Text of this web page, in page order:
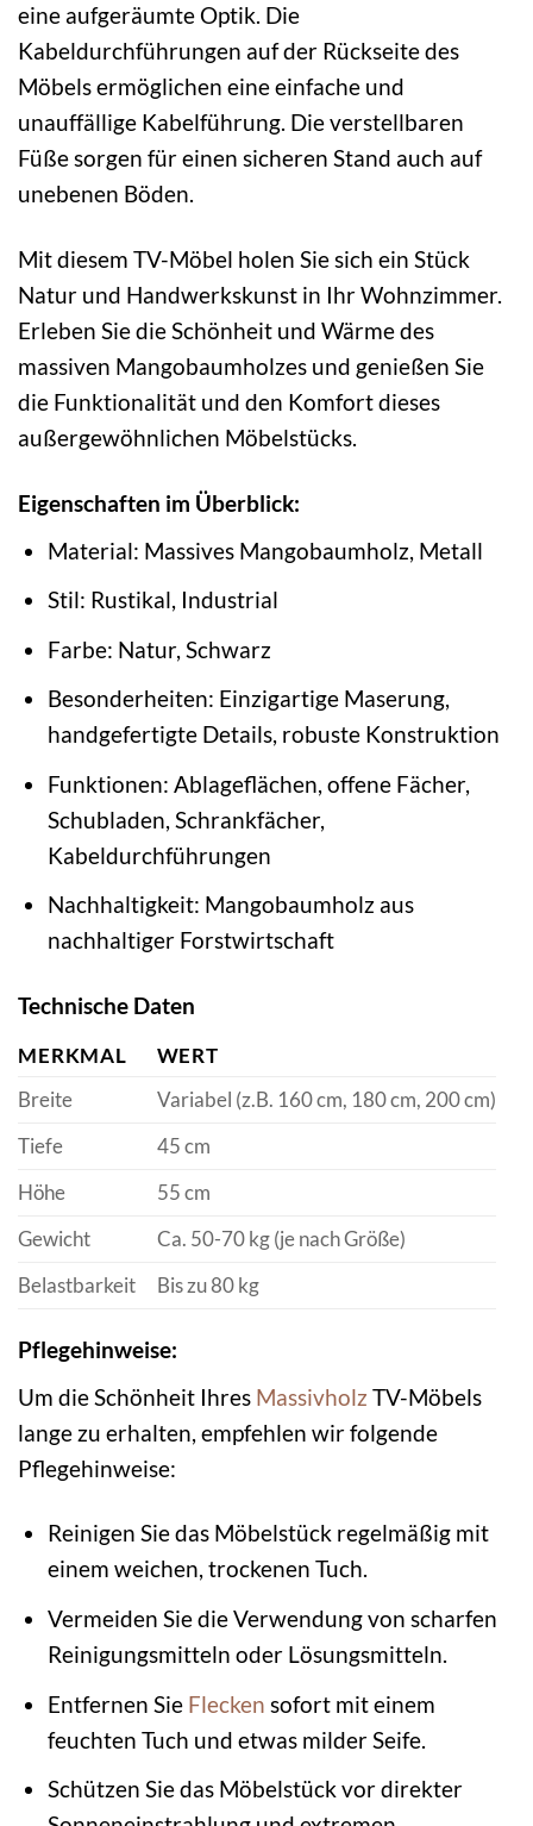
eine aufgeräumte Optik. Die
Kabeldurchführungen auf der Rückseite des
Möbels ermöglichen eine einfache und
unauffällige Kabelführung. Die verstellbaren
Füße sorgen für einen sicheren Stand auch auf
unebenen Böden.
Mit diesem TV-Möbel holen Sie sich ein Stück
Natur und Handwerkskunst in Ihr Wohnzimmer.
Erleben Sie die Schönheit und Wärme des
massiven Mangobaumholzes und genießen Sie
die Funktionalität und den Komfort dieses
außergewöhnlichen Möbelstücks.
Eigenschaften im Überblick:
Material: Massives Mangobaumholz, Metall
Stil: Rustikal, Industrial
Farbe: Natur, Schwarz
Besonderheiten: Einzigartige Maserung,
handgefertigte Details, robuste Konstruktion
Funktionen: Ablageflächen, offene Fächer,
Schubladen, Schrankfächer,
Kabeldurchführungen
Nachhaltigkeit: Mangobaumholz aus
nachhaltiger Forstwirtschaft
Technische Daten
MERKMAL
WERT
Breite
Variabel (z.B. 160 cm, 180 cm, 200 cm)
Tiefe
45 cm
Höhe
55 cm
Gewicht
Ca. 50-70 kg (je nach Größe)
Belastbarkeit
Bis zu 80 kg
Pflegehinweise:
Um die Schönheit Ihres Massivholz TV-Möbels
lange zu erhalten, empfehlen wir folgende
Pflegehinweise:
Reinigen Sie das Möbelstück regelmäßig mit
einem weichen, trockenen Tuch.
Vermeiden Sie die Verwendung von scharfen
Reinigungsmitteln oder Lösungsmitteln.
Entfernen Sie Flecken sofort mit einem
feuchten Tuch und etwas milder Seife.
Schützen Sie das Möbelstück vor direkter